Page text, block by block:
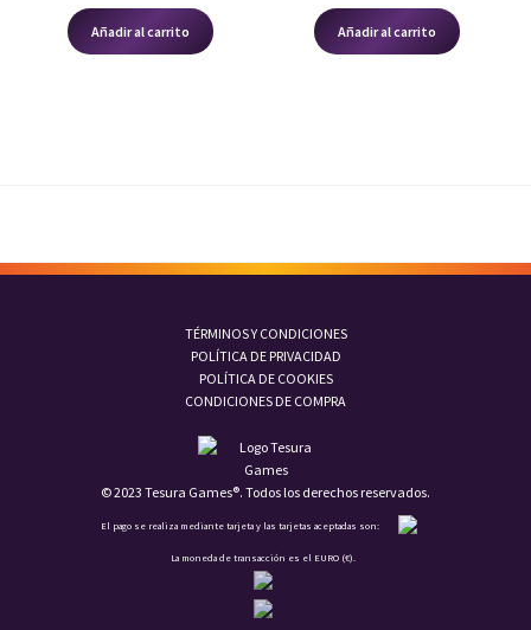
39.99 — 79.99
Añadir al carrito Añadir al carrito
TÉRMINOS Y CONDICIONES
POLÍTICA DE PRIVACIDAD
POLÍTICA DE COOKIES
CONDICIONES DE COMPRA
© 2023 Tesura Games®. Todos los derechos reservados.
El pago se realiza mediante tarjeta y las tarjetas aceptadas son:
La moneda de transacción es el EURO (€).